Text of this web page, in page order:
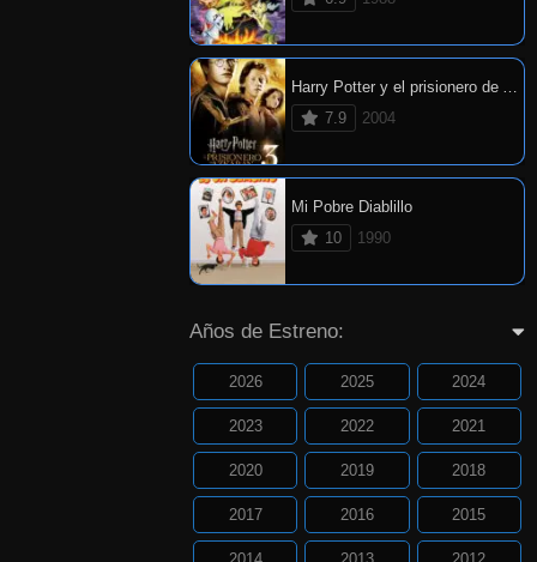
Harry Potter y el prisionero de Azkaban
7.9
2004
Mi Pobre Diablillo
10
1990
Años de Estreno:
2026 2025 2024
2023 2022 2021
2020 2019 2018
2017 2016 2015